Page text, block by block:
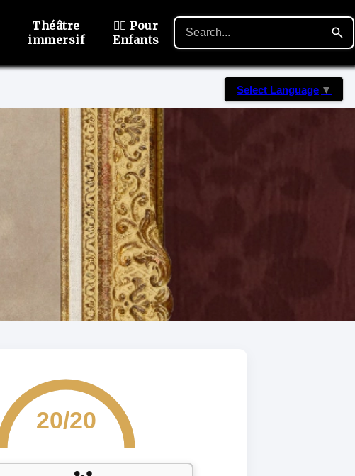
Théâtre
immersif
🙋‍♂️ Pour
Enfants
Select Language ▼
20/20